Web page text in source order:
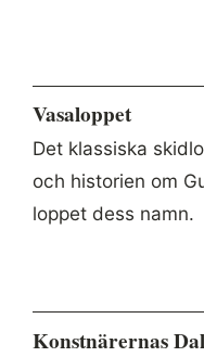
Vasaloppet
Det klassiska
och historien om
loppet dess namn.
Konstnärernas